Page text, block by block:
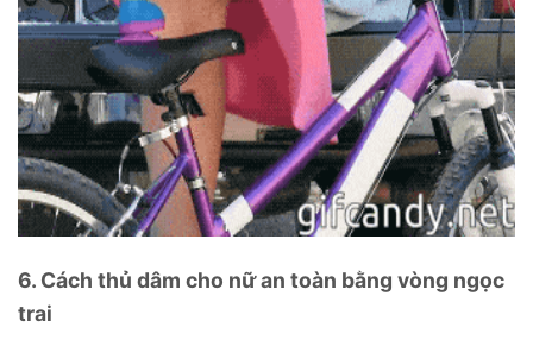
6. Cách thủ dâm cho nữ an toàn bằng vòng ngọc
trai